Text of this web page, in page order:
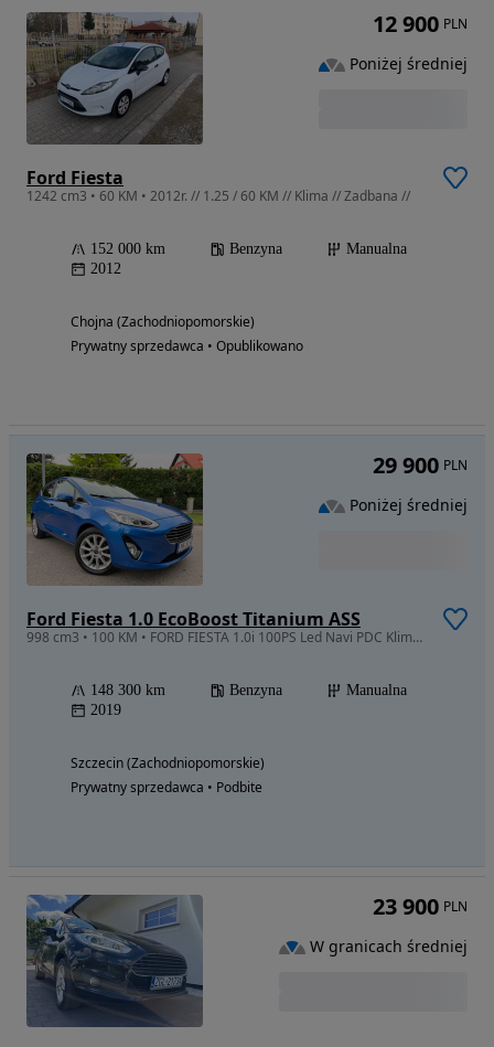
Ford Fiesta
1242 cm3 • 60 KM • 2012r. // 1.25 / 60 KM // Klima // Zadbana //
152 000 km Benzyna
Manualna
2012
Chojna (Zachodniopomorskie)
Prywatny sprzedawca • Opublikowano
12 900 PLN
Poniżej średniej
Ford Fiesta 1.0 EcoBoost Titanium ASS
998 cm3 • 100 KM • FORD FIESTA 1.0i 100PS Led Navi PDC Klima Alu Line Ass Car Play Serwis
148 300 km Benzyna
Manualna
2019
Szczecin (Zachodniopomorskie)
Prywatny sprzedawca • Podbite
29 900 PLN
Poniżej średniej
23 900 PLN
W granicach średniej